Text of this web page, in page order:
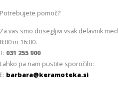
Potrebujete pomoč?
Za vas smo dosegljivi vsak delavnik med
8:00 in 16:00.
T: 031 255 900
Lahko pa nam pustite sporočilo:
E: barbara@keramoteka.si